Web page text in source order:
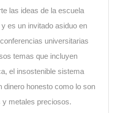
las ideas de la escuela
es un invitado asiduo en
universitarias
temas que incluyen
el insostenible sistema
dinero honesto como lo son
y metales preciosos.